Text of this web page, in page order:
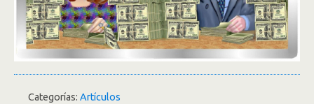
Categorías: Artículos